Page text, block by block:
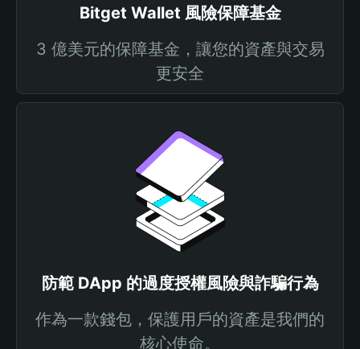
Bitget Wallet 風險保障基金
3 億美元的保障基金，讓您的資產與交易
更安全
防範 DApp 的過度授權風險與詐騙行為
作為一款錢包，保護用戶的資產是我們的
核心使命。